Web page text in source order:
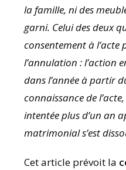
la famille, ni des
garni. Celui des deux
consentement à l’acte
l’annulation : l’action
dans l’année à partir
connaissance de
intentée plus d’un an
matrimonial s’est
Cet article prévoit la